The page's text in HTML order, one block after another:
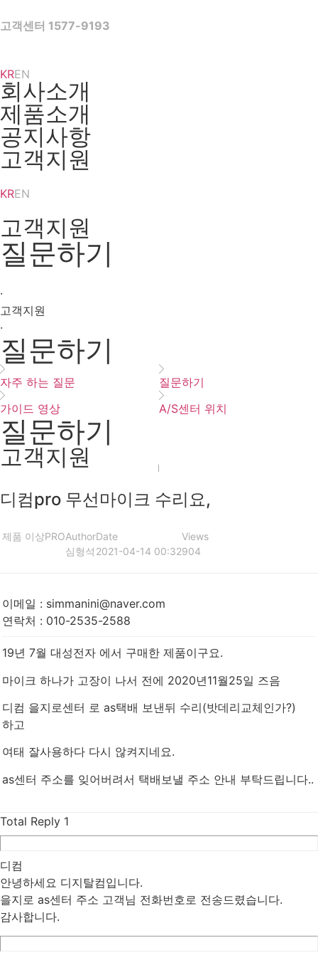
to
고객센터 1577-9193
KREN
회사소개
제품소개
공지사항
고객지원
KREN
고객지원
질문하기
·
고객지원
·
질문하기
자주 하는 질문
질문하기
가이드 영상
A/S센터 위치
질문하기
고객지원
디컴pro 무선마이크 수리요,
제품 이상PROAuthor
심형석
Date
2021-04-14 00:32
Views
904
이메일 : simmanini@naver.com
연락처 : 010-2535-2588
19년 7월 대성전자 에서 구매한 제품이구요.
마이크 하나가 고장이 나서 전에 2020년11월25일 즈음
디컴 을지로센터 로 as택배 보낸뒤 수리(밧데리교체인가?)
하고
여태 잘사용하다 다시 않켜지네요.
as센터 주소를 잊어버려서 택배보낼 주소 안내 부탁드립니다..
Total Reply 1
디컴
안녕하세요 디지탈컴입니다.
을지로 as센터 주소 고객님 전화번호로 전송드렸습니다.
감사합니다.